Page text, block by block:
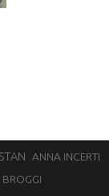
ANNA INCERTI
BROGGI